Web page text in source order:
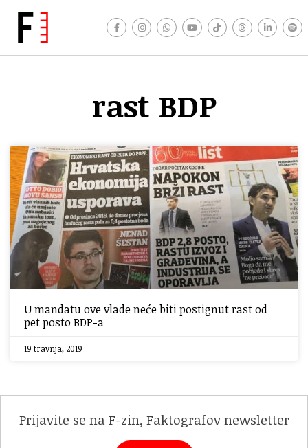
rast BDP
U mandatu ove vlade neće biti postignut rast od
pet posto BDP-a
19 travnja, 2019
Prijavite se na F-zin, Faktografov newsletter